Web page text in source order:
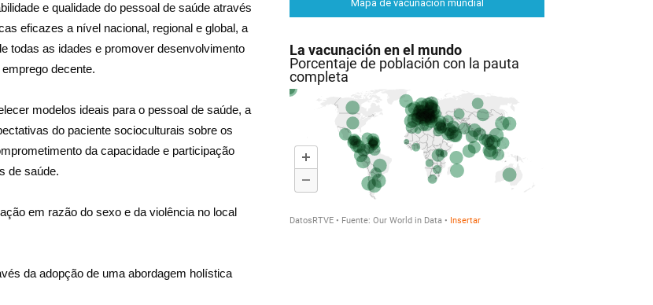
e qualidade do pessoal de saúde através
eficazes a nível nacional, regional e global, a
todas as idades e promover desenvolvimento
decente.
modelos ideais para o pessoal de saúde, a
do paciente socioculturais sobre os
da capacidade e participação
de saúde.
em razão do sexo e da violência no local
da adopção de uma abordagem holística
Mapa de vacunación mundial